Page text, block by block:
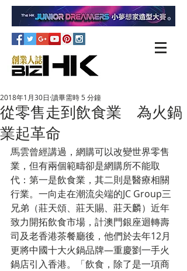
從零售走到飲食業 為火鍋
業起革命
2018年1月30日 讀畢需時 5 分鐘
馬雲曾經講過，網購可以改變世界零售
業，但有兩個範疇卻是網購所不能取
代：第一是飲食業，其二則是醫療相關
行業。一向走在潮流尖端的JC Group三
兄弟（莊天頌、莊天賜、莊天麟）近年
致力開拓飲食市場，計澳門銀座迴轉壽
司及老香港茶餐廳後，他們於去年12月
更將中國十大火鍋品牌—重慶劉一手火
鍋店引入香港。「飲食，除了是一項商